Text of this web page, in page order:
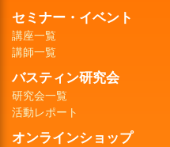
セミナー・イベント
講座一覧
講師一覧
バスティン研究会
研究会一覧
活動レポート
オンラインショップ